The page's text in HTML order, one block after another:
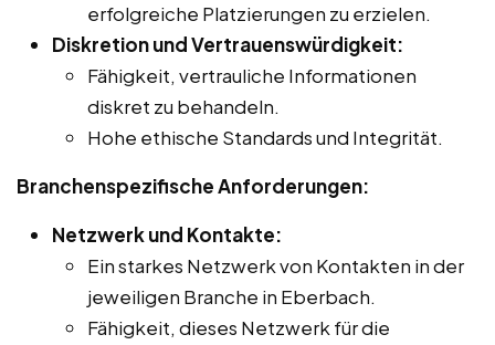
erfolgreiche Platzierungen zu erzielen.
Diskretion und Vertrauenswürdigkeit:
Fähigkeit, vertrauliche Informationen
diskret zu behandeln.
Hohe ethische Standards und Integrität.
Branchenspezifische Anforderungen:
Netzwerk und Kontakte:
Ein starkes Netzwerk von Kontakten in der
jeweiligen Branche in Eberbach.
Fähigkeit, dieses Netzwerk für die